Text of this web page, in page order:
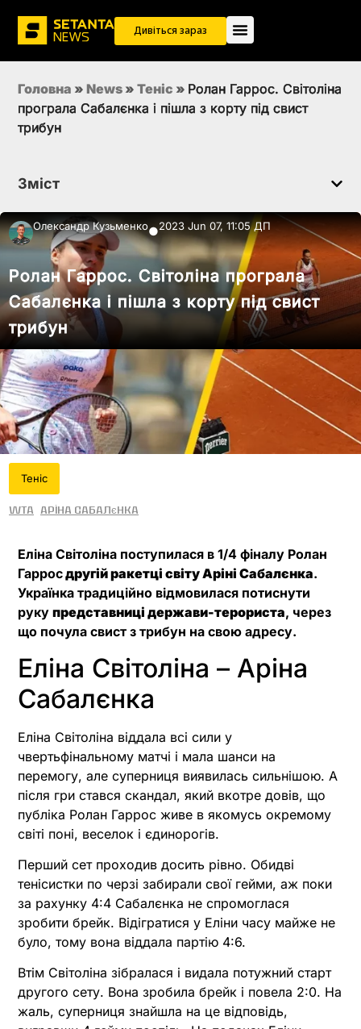
Дивіться зараз
Головна » News » Теніс » Ролан Гаррос. Світоліна
програла Сабалєнка і пішла з корту під свист
трибун
Зміст
Олександр Кузьменко●2023 Jun 07, 11:05 ДП
Ролан Гаррос. Світоліна програла
Сабалєнка і пішла з корту під свист
трибун
Теніс
WTA Аріна Сабалєнка
Еліна Світоліна поступилася в 1/4 фіналу Ролан
Гарросдругій ракетці світу Аріні Сабалєнка.
Українка традиційно відмовилася потиснути
руку представниці держави-терориста, через
що почула свист з трибун на свою адресу.
Еліна Світоліна – Аріна
Сабалєнка
Еліна Світоліна віддала всі сили у
чвертьфінальному матчі і мала шанси на
перемогу, але суперниця виявилась сильнішою. А
після гри стався скандал, який вкотре довів, що
публіка Ролан Гаррос живе в якомусь окремому
світі поні, веселок і єдинорогів.
Перший сет проходив досить рівно. Обидві
тенісистки по черзі забирали свої гейми, аж поки
за рахунку 4:4 Сабалєнка не спромоглася
зробити брейк. Відігратися у Еліни часу майже не
було, тому вона віддала партію 4:6.
Втім Світоліна зібралася і видала потужний старт
другого сету. Вона зробила брейк і повела 2:0. На
жаль, суперниця знайшла на це відповідь,